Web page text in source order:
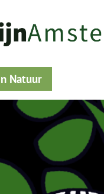
Natuur